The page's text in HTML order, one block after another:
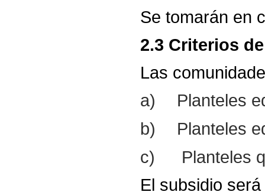
Se tomarán en
2.3 Criterios de
Las
a)
Planteles
b)
Planteles
c)
Planteles
El subsidio será